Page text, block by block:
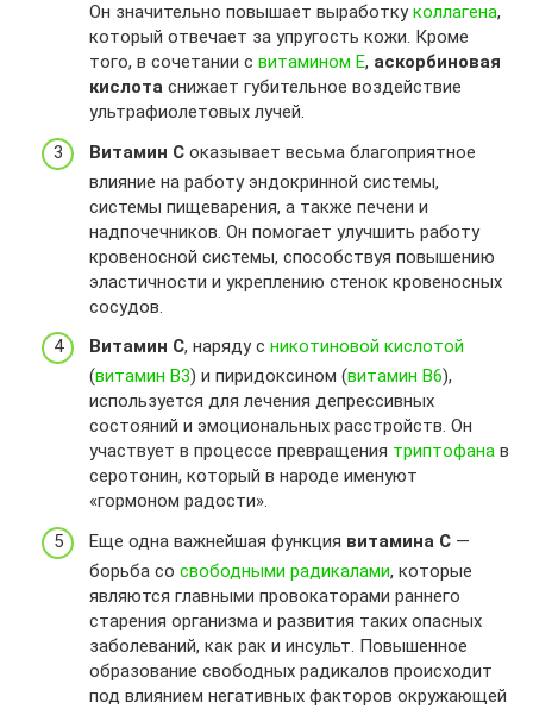
Он значительно повышает выработкуколлагена,
который отвечает за упругость кожи. Кроме
того, в сочетании с витамином E, аскорбиновая
кислота снижает губительное воздействие
ультрафиолетовых лучей.
Витамин C оказывает весьма благоприятное
влияние на работу эндокринной системы,
системы пищеварения, а также печени и
надпочечников. Он помогает улучшить работу
кровеносной системы, способствуя повышению
эластичности и укреплению стенок кровеносных
сосудов.
Витамин C, наряду с никотиновой кислотой
(витамин B3) и пиридоксином (витамин B6),
используется для лечения депрессивных
состояний и эмоциональных расстройств. Он
участвует в процессе превращения триптофана в
серотонин, который в народе именуют
«гормоном радости».
Еще одна важнейшая функция витамина C —
борьба со свободными радикалами, которые
являются главными провокаторами раннего
старения организма и развития таких опасных
заболеваний, как рак и инсульт. Повышенное
образование свободных радикалов происходит
под влиянием негативных факторов окружающей